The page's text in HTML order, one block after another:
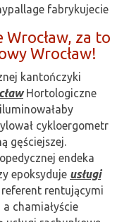
fabrykujecie
Wrocław, za to
Wrocław!
kantończyki
Hortologiczne
cykloergometr
gęściejszej.
endeka
epoksyduje usługi
rentującymi
chamiałyście